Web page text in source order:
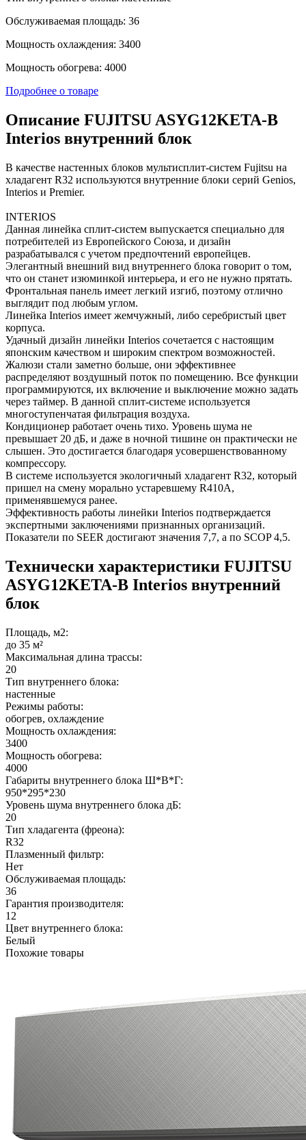
Обслуживаемая площадь: 36
Мощность охлаждения: 3400
Мощность обогрева: 4000
Подробнее о товаре
Описание FUJITSU ASYG12KETA-B
Interios внутренний блок
В качестве настенных блоков мультисплит-систем Fujitsu на
хладагент R32 используются внутренние блоки серий Genios,
Interios и Premier.
INTERIOS
Данная линейка сплит-систем выпускается специально для
потребителей из Европейского Союза, и дизайн
разрабатывался с учетом предпочтений европейцев.
Элегантный внешний вид внутреннего блока говорит о том,
что он станет изюминкой интерьера, и его не нужно прятать.
Фронтальная панель имеет легкий изгиб, поэтому отлично
выглядит под любым углом.
Линейка Interios имеет жемчужный, либо серебристый цвет
корпуса.
Удачный дизайн линейки Interios сочетается с настоящим
японским качеством и широким спектром возможностей.
Жалюзи стали заметно больше, они эффективнее
распределяют воздушный поток по помещению. Все функции
программируются, их включение и выключение можно задать
через таймер. В данной сплит-системе используется
многоступенчатая фильтрация воздуха.
Кондиционер работает очень тихо. Уровень шума не
превышает 20 дБ, и даже в ночной тишине он практически не
слышен. Это достигается благодаря усовершенствованному
компрессору.
В системе используется экологичный хладагент R32, который
пришел на смену морально устаревшему R410A,
применявшемуся ранее.
Эффективность работы линейки Interios подтверждается
экспертными заключениями признанных организаций.
Показатели по SEER достигают значения 7,7, а по SCOP 4,5.
Технически характеристики FUJITSU
ASYG12KETA-B Interios внутренний
блок
Площадь, м2:
до 35 м²
Максимальная длина трассы:
20
Тип внутреннего блока:
настенные
Режимы работы:
обогрев, охлаждение
Мощность охлаждения:
3400
Мощность обогрева:
4000
Габариты внутреннего блока Ш*В*Г:
950*295*230
Уровень шума внутреннего блока дБ:
20
Тип хладагента (фреона):
R32
Плазменный фильтр:
Нет
Обслуживаемая площадь:
36
Гарантия производителя:
12
Цвет внутреннего блока:
Белый
Похожие товары